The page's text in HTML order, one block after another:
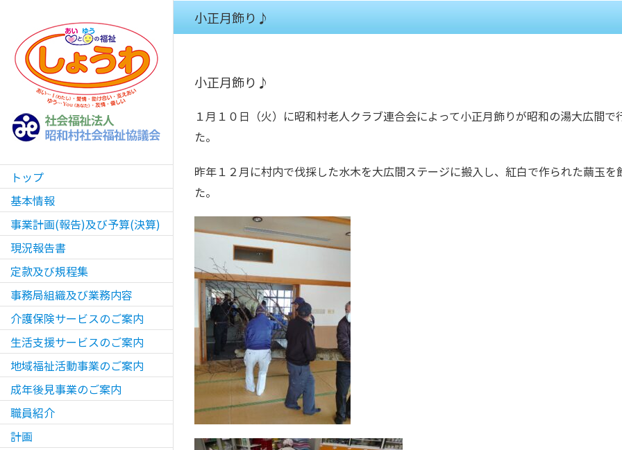
content
トップ
基本情報
事業計画(報告)及び予算(決算)
現況報告書
定款及び規程集
事務局組織及び業務内容
介護保険サービスのご案内
生活支援サービスのご案内
地域福祉活動事業のご案内
成年後見事業のご案内
職員紹介
計画
小正月飾り♪
小正月飾り♪
１月１０日（火）に昭和村老人クラブ連合会によって小正月飾りが昭和の湯大広間で
た。
昨年１２月に村内で伐採した水木を大広間ステージに搬入し、紅白で作られた繭玉を
た。